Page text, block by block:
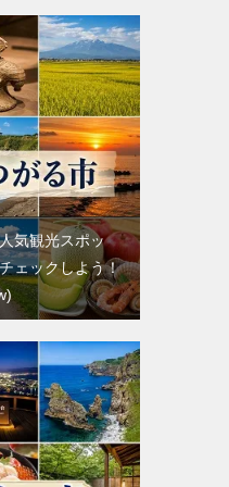
気観光スポッ
ェックしよう！